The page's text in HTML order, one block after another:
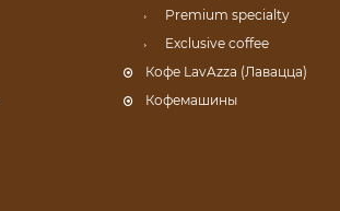
Premium specialty
Exclusive coffee
Кофе LavAzza (Лавацца)
Кофемашины